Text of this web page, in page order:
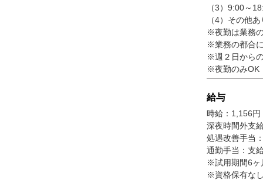
（3）9:00～
（4）その他あ
※夜勤は業務
※業務の都合
※週２日から
※夜勤のみOK
給与
時給：1,156円
深夜時間外支
処遇改善手当
通勤手当：支
※試用期間6ヶ
※資格保有な